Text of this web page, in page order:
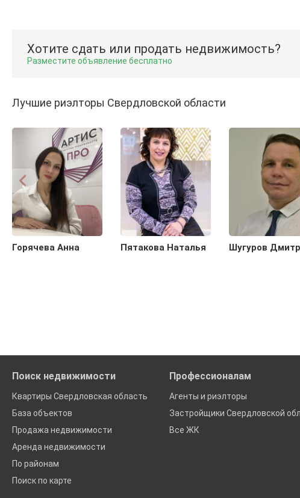
Хотите сдать или продать недвижимость?
Разместите объявление бесплатно
Лучшие риэлторы Свердловской области
Горячева Анна Пятакова Наталья Шугуров
Поиск недвижимости
Квартиры Свердловская область
База объектов
Продажа недвижимости
Аренда недвижимости
По районам
Поиск по карте
Профессионалам
Агенты и риэлторы
Застройщики Свердловской
Все ЖК